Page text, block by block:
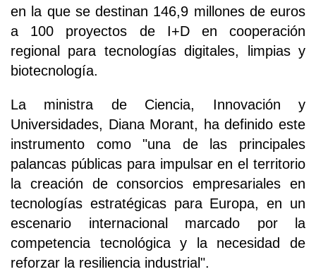
en la que se destinan 146,9 millones de euros
a 100 proyectos de I+D en cooperación
regional para tecnologías digitales, limpias y
biotecnología.
La ministra de Ciencia, Innovación y
Universidades, Diana Morant, ha definido este
instrumento como "una de las principales
palancas públicas para impulsar en el territorio
la creación de consorcios empresariales en
tecnologías estratégicas para Europa, en un
escenario internacional marcado por la
competencia tecnológica y la necesidad de
reforzar la resiliencia industrial".